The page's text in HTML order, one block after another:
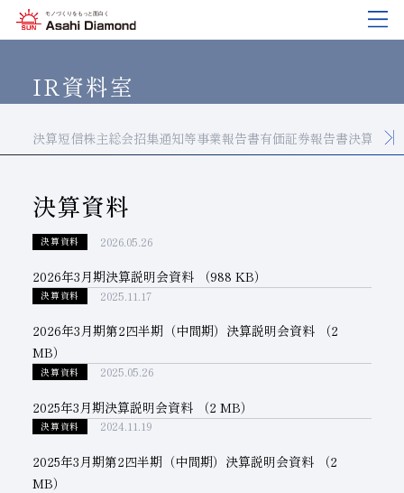
企業情報
企業情報
活動拠点
ダイヤの輪
会社概要
役員紹介
子会社
経営理念
製品紹介
製品紹介
ワークから探す
製品検索
技術情報
技術情報
ご使用上の注意
各製品の安全な取扱いについて
研究開発
研究開発
サステナビリティ
サステナビリティ
リスクマネジメント（BCM）
品質への取り組み
環境への取り組み
人材育成
サステナビリティブックレット
IR情報
IR情報
メッセージ
IRカレンダー
ディスクロージャーポリシー
IR資料室
決算短信株主総会招集通知等事業報告書有価証券報告書決算資料
決算資料
決算資料
2026年3月期決算説明会資料 （988 KB）
2026.05.26
決算資料
2026年3月期第2四半期（中間期）決算説明会資料
（2
MB）
2025.11.17
決算資料
2025年3月期決算説明会資料 （2 MB）
2025.05.26
決算資料
2025年3月期第2四半期（中間期）決算説明会資料
（2
MB）
2024.11.19